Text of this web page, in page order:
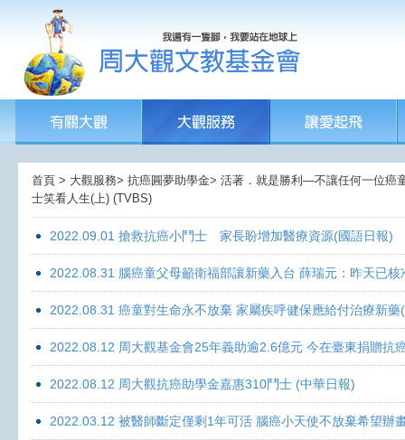
首頁 > 大觀服務> 抗癌圓夢助學金> 活著．就是勝利—不讓任何一位癌
士笑看人生(上) (TVBS)
2022.09.01 搶救抗癌小鬥士 家長盼增加醫療資源(國語日報)
2022.08.31 腦癌童父母籲衛福部讓新藥入台 薛瑞元：昨天已
2022.08.31 癌童對生命永不放棄 家屬疾呼健保應給付治療新藥
2022.08.12 周大觀基金會25年義助逾2.6億元 今在臺東捐贈抗
2022.08.12 周大觀抗癌助學金嘉惠310鬥士 (中華日報)
2022.03.12 被醫師斷定僅剩1年可活 腦癌小天使不放棄希望辦